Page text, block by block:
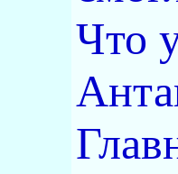
Что